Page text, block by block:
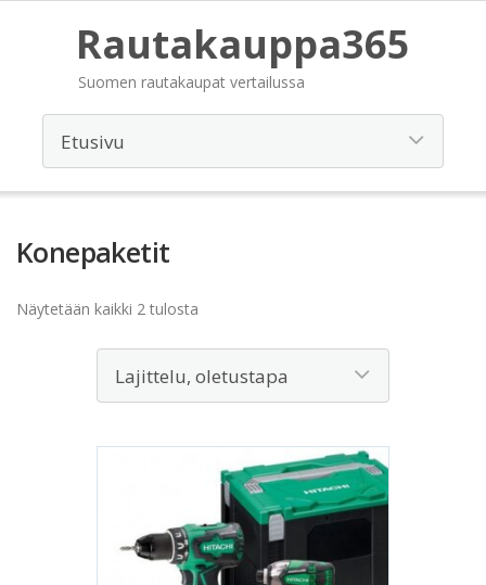
Rautakauppa365
Suomen rautakaupat vertailussa
Konepaketit
Näytetään kaikki 2 tulosta